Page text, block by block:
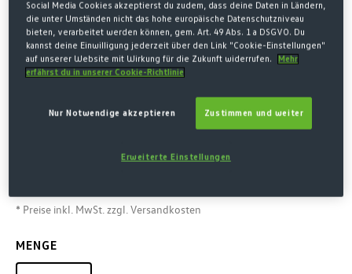
Home Fanartikel Fankurve
SCHAL VFL WOLFSBURG LOGO
12,00 € Letzter niedrigster Preis-42%
* Preise inkl. MwSt. zzgl. Versandkosten
MENGE
Social Media Cookies akzeptierst du zudem, dass deine Daten in Ländern,
die unter Umständen nicht das hohe europäische Datenschutzniveau
bieten, verarbeitet werden können, gem. Art. 49 Abs. 1 a DSGVO. Du
kannst deine Einwilligung jederzeit über den Link "Cookie-Einstellungen"
auf unserer Website mit Wirkung für die Zukunft widerrufen.
Mehr
erfährst du in unserer Cookie-Richtlinie
Nur Notwendige akzeptieren Zustimmen und weiter
Erweiterte Einstellungen